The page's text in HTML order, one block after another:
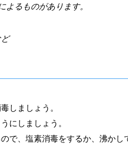
るものがあります。
しましょう。
にしましょう。
で、塩素消毒をするか、沸かし